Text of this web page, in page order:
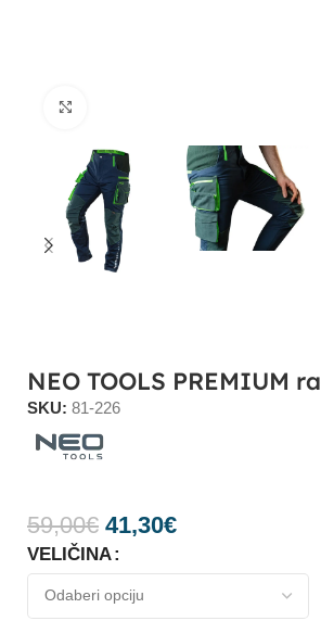
NEO TOOLS PREMIUM
SKU:81-226
59,00€ 41,30€
VELIČINA